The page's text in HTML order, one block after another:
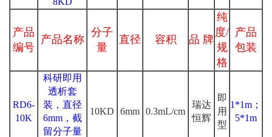
产品
编号
产品名称
分子
量
直径 容积 品 牌
纯
度/
规
格
产品
包装
RD6-
10K
科研即用
透析套
装，直径
6mm，截
留分子量
10KD 6mm 0.3mL/cm
瑞达
恒辉
即
用
型
1*1m；
5*1m